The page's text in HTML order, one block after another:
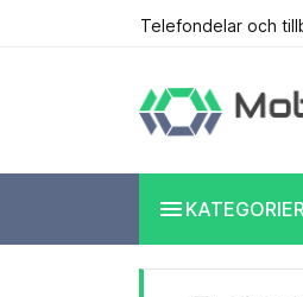
Telefondelar och
 KATEGORIER